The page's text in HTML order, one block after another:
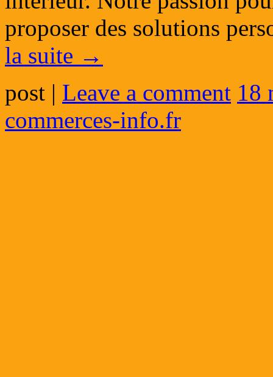
proposer des solutions
la suite →
post | Leave a comment 18
commerces-info.fr